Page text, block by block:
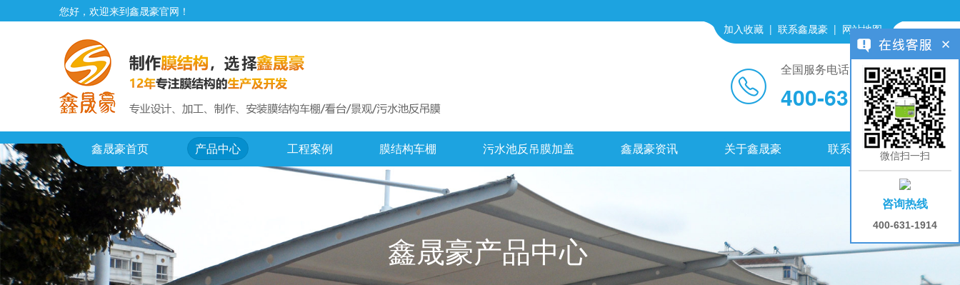
您好，欢迎来到鑫晟豪官网！
加入收藏 | 联系鑫晟豪 | 网站地图
全国服务电话
400-631-1914
鑫晟豪首页 产品中心 工程案例 膜结构车棚 污水池反吊膜加盖 鑫晟豪资讯 关于鑫晟豪 联系鑫晟豪
鑫晟豪产品中心
微信扫一扫
咨询热线
400-631-1914